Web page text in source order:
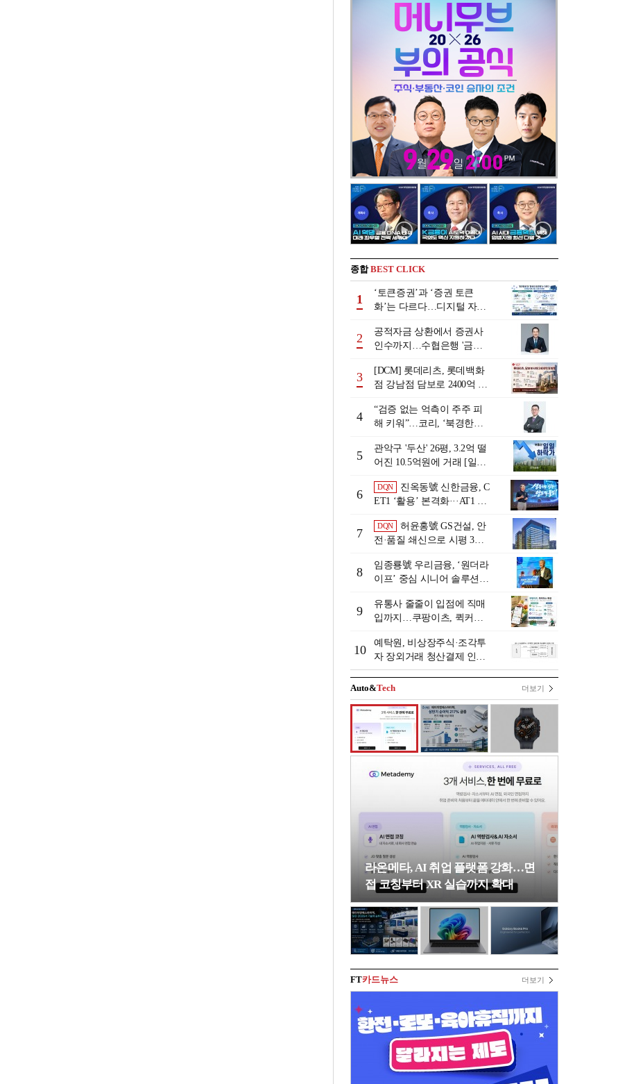
종합BEST CLICK
1
‘토큰증권’과 ‘증권 토큰
화’는 다르다…디지털 자본
2
공적자금 상환에서 증권사
인수까지…수협은행 '금융
행 금융그룹의 꿈①]
3
[DCM] 롯데리츠, 롯데백화
점 강남점 담보로 2400억 조
4
“검증 없는 억측이 주주 피
해 키워”…코리, ‘북경한미
5
관악구 '두산' 26평, 3.2억 떨
어진 10.5억원에 거래 [일일
6
DQN
진옥동號 신한금융, C
ET1 ‘활용’ 본격화···AT1 늘
view]
7
DQN
허윤홍號 GS건설, 안
전·품질 쇄신으로 시평 3위
8
임종룡號 우리금융, ‘원더라
이프’ 중심 시니어 솔루션
[금융 시니어 비즈니스 돋보
기]
9
유통사 줄줄이 입점에 직매
입까지…쿠팡이츠, 퀵커머
10
예탁원, 비상장주식·조각투
자 장외거래 청산결제 인프
라 구축 착수
Auto&Tech 더보기
라온메타, AI 취업 플랫폼 강화…면
접 코칭부터 XR 실습까지 확대
FT카드뉴스 더보기